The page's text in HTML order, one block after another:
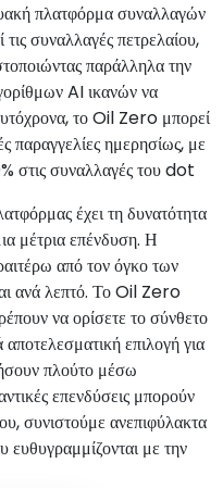
πλατφόρμα συναλλαγών
τις συναλλαγές πετρελαίου,
παράλληλα την
AI ικανών να
το Oil Zero μπορεί
παραγγελίες ημερησίως, με
στις συναλλαγές του dot
έχει τη δυνατότητα
μέτρια επένδυση. Η
από τον όγκο των
ανά λεπτό. Το Oil Zero
να ορίσετε το σύνθετο
επιλογή για
πλούτο μέσω
επενδύσεις μπορούν
συνιστούμε ανεπιφύλακτα
με την